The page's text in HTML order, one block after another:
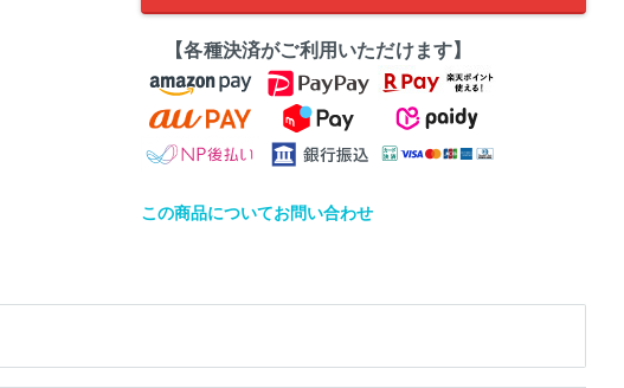
【各種決済がご利用いただけます】
この商品についてお問い合わせ